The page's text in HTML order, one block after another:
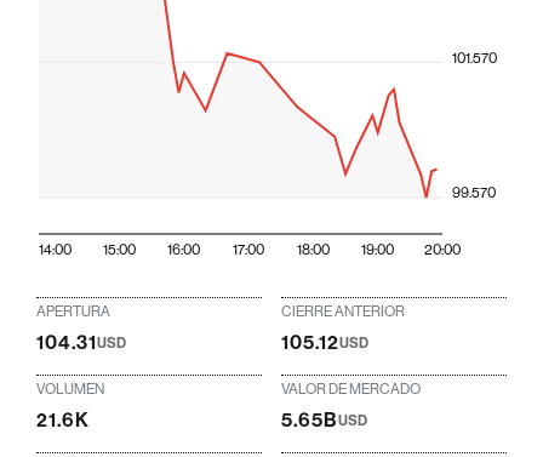
14:00 15:00 16:00 17:00 18:00 19:00 20:00
99.570
101.570
APERTURA
104.31USD
CIERRE ANTERIOR
105.12USD
VOLUMEN
21.6K
VALOR DE MERCADO
5.65BUSD